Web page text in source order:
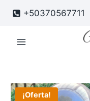
+50370567711
¡Oferta!